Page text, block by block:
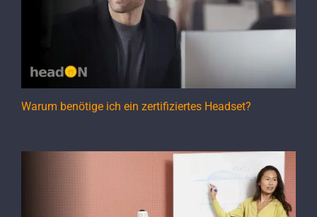
Warum benötige ich ein zertifiziertes Headset?